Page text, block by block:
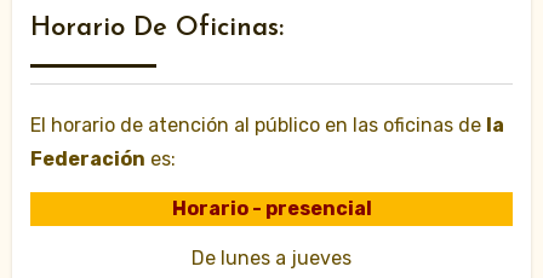
Horario De Oficinas:
El horario de atención al público en las oficinas de la
Federación es:
Horario - presencial
De lunes a jueves